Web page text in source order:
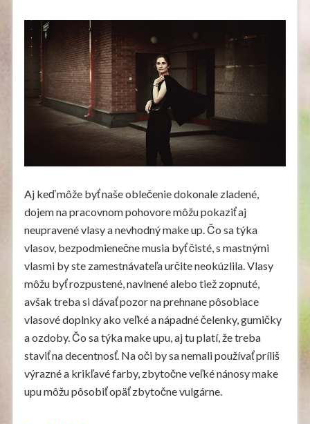
Aj keď môže byť naše oblečenie dokonale zladené,
dojem na pracovnom pohovore môžu pokaziť aj
neupravené vlasy a nevhodný make up. Čo sa týka
vlasov, bezpodmienečne musia byť čisté, s mastnými
vlasmi by ste zamestnávateľa určite neokúzlila. Vlasy
môžu byť rozpustené, navlnené alebo tiež zopnuté,
avšak treba si dávať pozor na prehnane pôsobiace
vlasové doplnky ako veľké a nápadné čelenky, gumičky
a ozdoby. Čo sa týka make upu, aj tu platí, že treba
staviť na decentnosť. Na oči by sa nemali používať príliš
výrazné a krikľavé farby, zbytočne veľké nánosy make
upu môžu pôsobiť opäť zbytočne vulgárne.